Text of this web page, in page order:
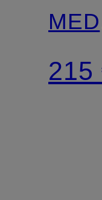
LOW
SG
215